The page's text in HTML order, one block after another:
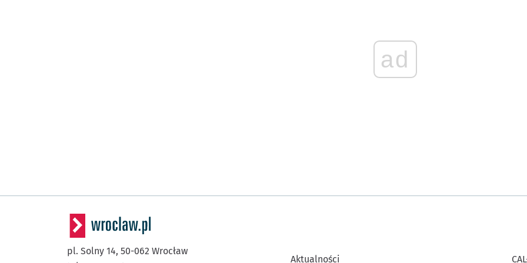
ad
pl. Solny 14, 50-062 Wrocław
Aktualności